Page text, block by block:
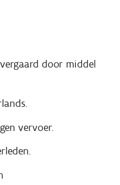
door middel
vervoer.